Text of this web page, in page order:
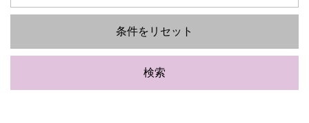
条件をリセット
検索